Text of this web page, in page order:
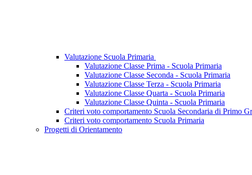
Valutazione Scuola Primaria
Valutazione Classe Prima - Scuola Primaria
Valutazione Classe Seconda - Scuola Primaria
Valutazione Classe Terza - Scuola Primaria
Valutazione Classe Quarta - Scuola Primaria
Valutazione Classe Quinta - Scuola Primaria
Criteri voto comportamento Scuola Secondaria di Primo
Criteri voto comportamento Scuola Primaria
Progetti di Orientamento